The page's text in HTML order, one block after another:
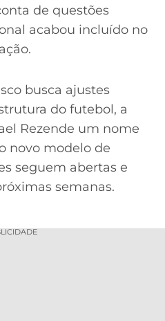
de questões
acabou incluído no
busca ajustes
do futebol, a
Rezende um nome
novo modelo de
seguem abertas e
semanas.